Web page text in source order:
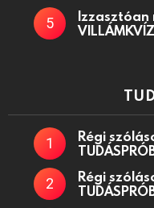
Izzasztóan
Régi
Régi